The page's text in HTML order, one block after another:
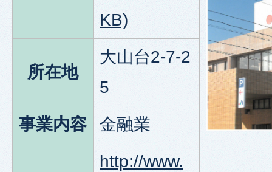
KB)
所在地
大山台2-7-2
5
事業内容
金融業
http://www.